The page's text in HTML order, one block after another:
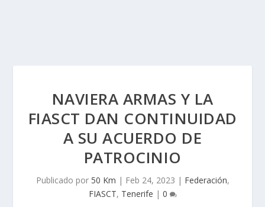
NAVIERA ARMAS Y LA
FIASCT DAN CONTINUIDAD
A SU ACUERDO DE
PATROCINIO
Publicado por 50 Km | Feb 24, 2023 | Federación,
FIASCT, Tenerife | 0